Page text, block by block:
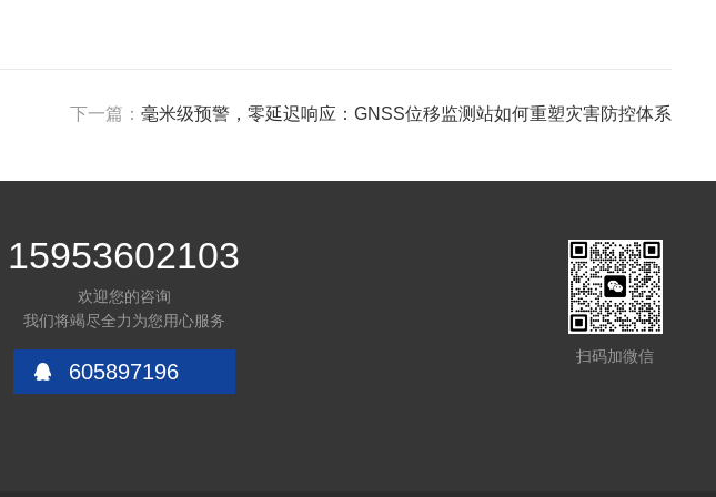
下一篇： 毫米级预警，零延迟响应：GNSS位移监测站如何重塑灾害防控体系
15953602103
欢迎您的咨询
我们将竭尽全力为您用心服务
605897196
扫码加微信